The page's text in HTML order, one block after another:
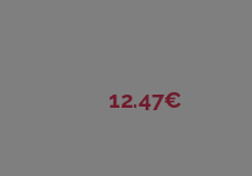
12.47€